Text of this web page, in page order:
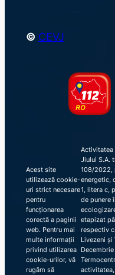
© CEVJ
Acest site
utilizează cookie-
uri strict necesare
pentru
funcționarea
corectă a paginii
web. Pentru mai
multe informații
privind utilizarea
cookie-urilor, vă
rugăm să
Activitatea
Jiului S.A.
108/2022,
energetic,
1, litera c,
de punere
etapizat
respectiv
Livezeni și